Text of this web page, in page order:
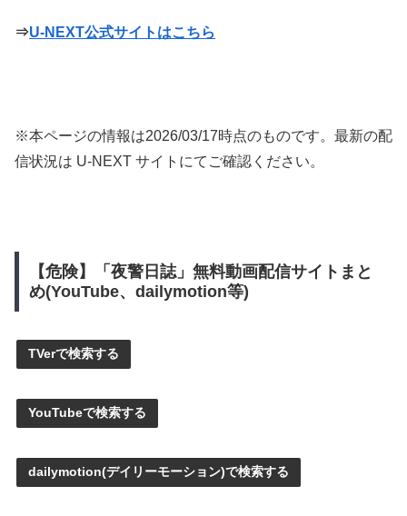
⇒U-NEXT公式サイトはこちら
※本ページの情報は2026/03/17時点のものです。最新の配
信状況は U-NEXT サイトにてご確認ください。
【危険】「夜警日誌」無料動画配信サイトまと
め(YouTube、dailymotion等)
TVerで検索する
YouTubeで検索する
dailymotion(デイリーモーション)で検索する